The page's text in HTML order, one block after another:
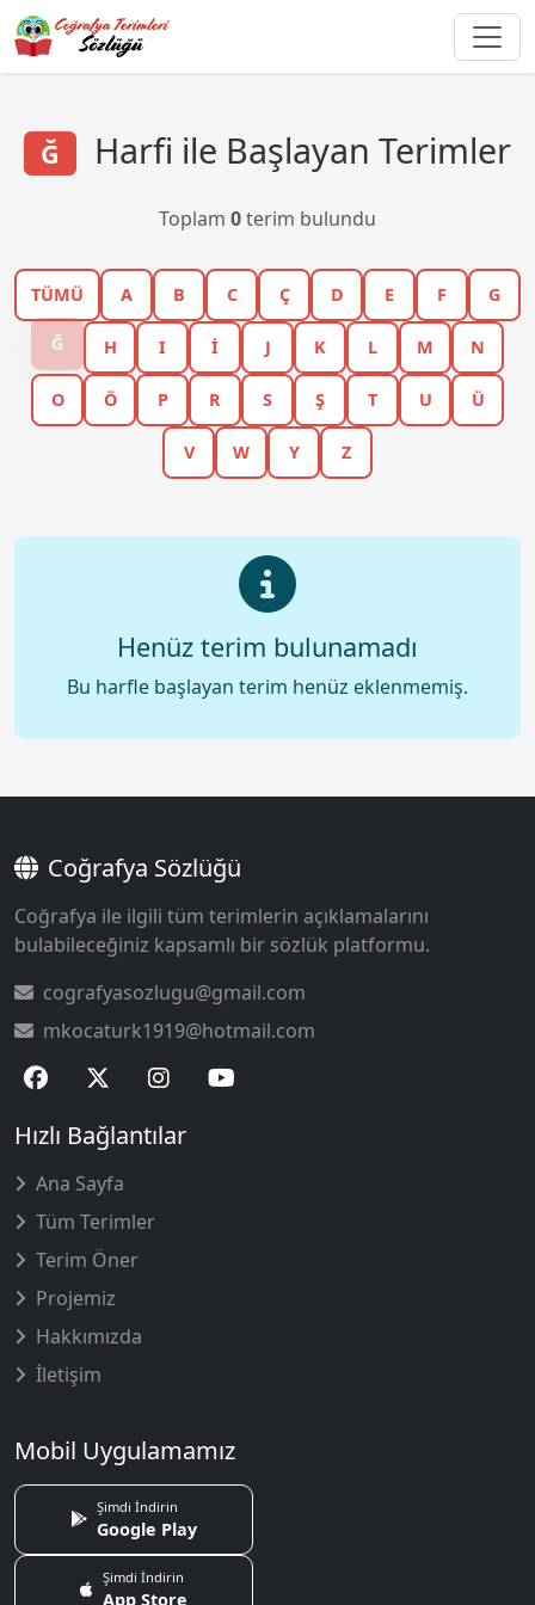
Ğ Harfi ile Başlayan Terimler
Toplam 0terim bulundu
TÜMÜ A B C Ç D E F G
Ğ H I İ J K L M N
O Ö P R S Ş T U Ü
V W Y Z
Henüz terim bulunamadı
Bu harfle başlayan terim henüz eklenmemiş.
Coğrafya Sözlüğü
Coğrafya ile ilgili tüm terimlerin açıklamalarını
bulabileceğiniz kapsamlı bir sözlük platformu.
cografyasozlugu@gmail.com
mkocaturk1919@hotmail.com
Hızlı Bağlantılar
Ana Sayfa
Tüm Terimler
Terim Öner
Projemiz
Hakkımızda
İletişim
Mobil Uygulamamız
Şimdi İndirin
Google Play
Şimdi İndirin
App Store